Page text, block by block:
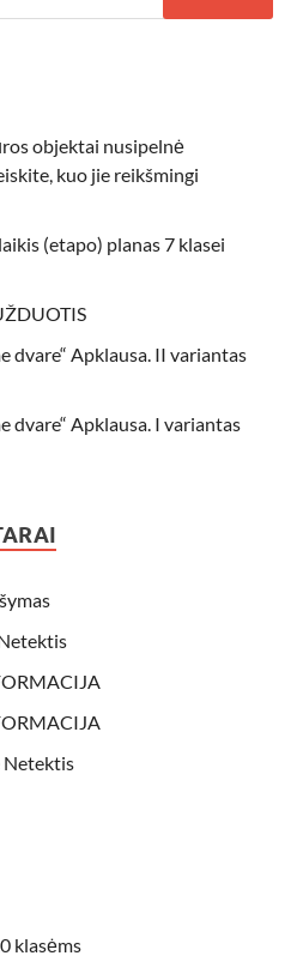
objektai nusipelnė
kuo jie reikšmingi
(etapo) planas 7 klasei
dvare“ Apklausa. II variantas
dvare“ Apklausa. I variantas
Netektis
klasėms